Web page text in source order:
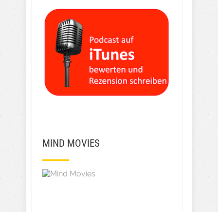
MIND MOVIES